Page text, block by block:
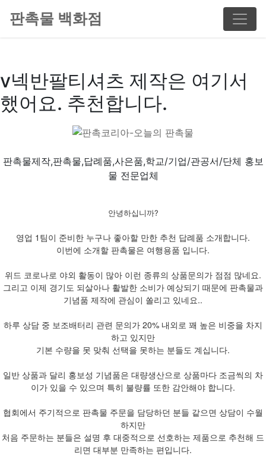
판촉물 백화점
v넥반팔티셔츠 제작은 여기서
했어요. 추천합니다.
판촉물제작,판촉물,답례품,사은품,학교/기업/관공서/단체 홍보
물 전문업체
안녕하십니까?
영업 1팀이 준비한 누구나 좋아할 만한 추천 답례품 소개합니다.
이번에 소개할 판촉물은 여행용품 입니다.
위드 코로나로 야외 활동이 많아 이런 종류의 상품문의가 점점 많네요.
그리고 이제 경기도 되살아나 활발한 소비가 예상되기 때문에 판촉물과
기념품 제작에 관심이 쏠리고 있네요..
하루 상담 중 보조배터리 관련 문의가 20% 내외로 꽤 높은 비중을 차지
하고 있지만
기본 수량을 못 맞춰 선택을 못하는 분들도 계십니다.
일반 상품과 달리 홍보성 기념품은 대량생산으로 상품마다 조금씩의 차
이가 있을 수 있으며 특히 불량률 또한 감안해야 합니다.
협회에서 주기적으로 판촉물 주문을 담당하던 분들 같으면 상담이 수월
하지만
처음 주문하는 분들은 설명 후 대중적으로 선호하는 제품으로 추천해 드
리면 대부분 만족하는 편입니다.